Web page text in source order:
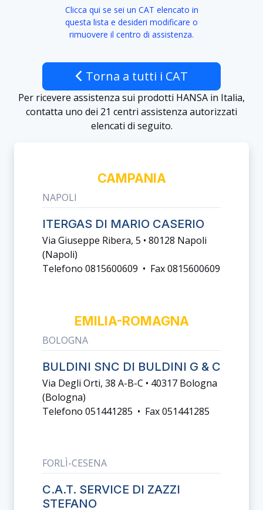
Clicca qui se sei un CAT elencato in
questa lista e desideri modificare o
rimuovere il centro di assistenza.
Torna a tutti i CAT
Per ricevere assistenza sui prodotti HANSA in Italia,
contatta uno dei 21 centri assistenza autorizzati
elencati di seguito.
CAMPANIA
NAPOLI
ITERGAS DI MARIO CASERIO
Via Giuseppe Ribera, 5 • 80128 Napoli
(napoli)
Telefono 0815600609 • Fax 0815600609
EMILIA-ROMAGNA
BOLOGNA
BULDINI SNC DI BULDINI G & C
Via Degli Orti, 38 A-B-C • 40317 Bologna
(bologna)
Telefono 051441285 • Fax 051441285
FORLÌ-CESENA
C.A.T. SERVICE DI ZAZZI
STEFANO